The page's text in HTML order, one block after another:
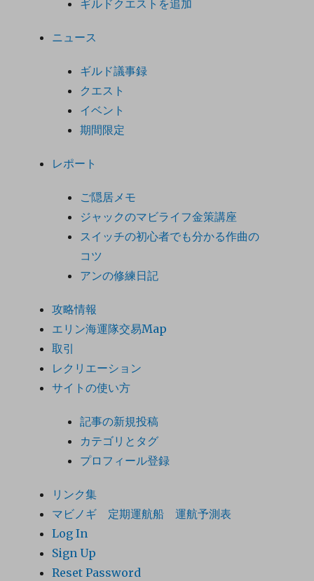
ギルドクエストを追加
ニュース
ギルド議事録
クエスト
イベント
期間限定
レポート
ご隠居メモ
ジャックのマビライフ金策講座
スイッチの初心者でも分かる作曲の
コツ
アンの修練日記
攻略情報
エリン海運隊交易Map
取引
レクリエーション
サイトの使い方
記事の新規投稿
カテゴリとタグ
プロフィール登録
リンク集
マビノギ 定期運航船 運航予測表
Log In
Sign Up
Reset Password